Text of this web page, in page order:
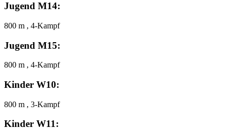
Jugend M14:
800 m , 4-Kampf
Jugend M15:
800 m , 4-Kampf
Kinder W10:
800 m , 3-Kampf
Kinder W11: